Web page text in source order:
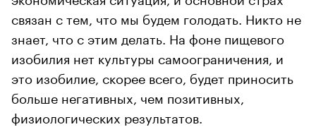
связан с тем, что мы будем голодать. Никто не
знает, что с этим делать. На фоне пищевого
изобилия нет культуры самоограничения, и
это изобилие, скорее всего, будет приносить
больше негативных, чем позитивных,
физиологических результатов.